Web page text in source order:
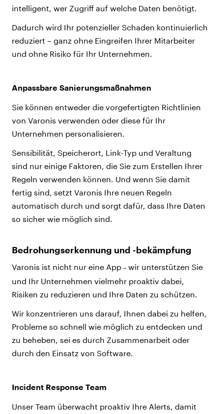
intelligent, wer Zugriff auf welche Daten benötigt.
Dadurch wird Ihr potenzieller Schaden kontinuierlich
reduziert – ganz ohne Eingreifen Ihrer Mitarbeiter
und ohne Risiko für Ihr Unternehmen.
Anpassbare Sanierungsmaßnahmen
Sie können entweder die vorgefertigten Richtlinien
von Varonis verwenden oder diese für Ihr
Unternehmen personalisieren.
Sensibilität, Speicherort, Link-Typ und Veraltung
sind nur einige Faktoren, die Sie zum Erstellen Ihrer
Regeln verwenden können. Und wenn Sie damit
fertig sind, setzt Varonis Ihre neuen Regeln
automatisch durch und sorgt dafür, dass Ihre Daten
so sicher wie möglich sind.
Bedrohungserkennung und -bekämpfung
Varonis ist nicht nur eine App – wir unterstützen Sie
und Ihr Unternehmen vielmehr proaktiv dabei,
Risiken zu reduzieren und Ihre Daten zu schützen.
Wir konzentrieren uns darauf, Ihnen dabei zu helfen,
Probleme so schnell wie möglich zu entdecken und
zu beheben, sei es durch Zusammenarbeit oder
durch den Einsatz von Software.
Incident Response Team
Unser Team überwacht proaktiv Ihre Alerts, damit